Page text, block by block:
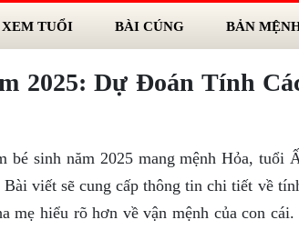
XEM TUỔI BÀI CÚNG BẢN
2025: Dự Đoán Tính
bé sinh năm 2025 mang mệnh Hỏa, tuổi
viết sẽ cung cấp thông tin chi tiết về
mẹ hiểu rõ hơn về vận mệnh của con